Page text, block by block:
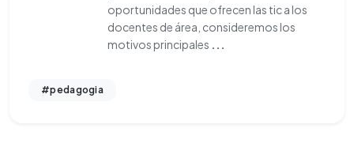
oportunidades que ofrecen las tic a los
docentes de área, consideremos los
motivos principales ...
#pedagogia